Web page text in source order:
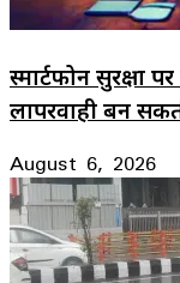
स्मार्टफोन सुरक्षा
लापरवाही बन
August 6, 2026